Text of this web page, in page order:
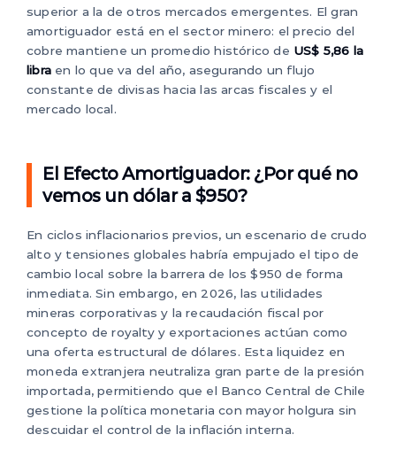
superior a la de otros mercados emergentes. El gran
amortiguador está en el sector minero: el precio del
cobre mantiene un promedio histórico de US$ 5,86 la
libra en lo que va del año, asegurando un flujo
constante de divisas hacia las arcas fiscales y el
mercado local.
El Efecto Amortiguador: ¿Por qué no
vemos un dólar a $950?
En ciclos inflacionarios previos, un escenario de crudo
alto y tensiones globales habría empujado el tipo de
cambio local sobre la barrera de los $950 de forma
inmediata. Sin embargo, en 2026, las utilidades
mineras corporativas y la recaudación fiscal por
concepto de royalty y exportaciones actúan como
una oferta estructural de dólares. Esta liquidez en
moneda extranjera neutraliza gran parte de la presión
importada, permitiendo que el Banco Central de Chile
gestione la política monetaria con mayor holgura sin
descuidar el control de la inflación interna.